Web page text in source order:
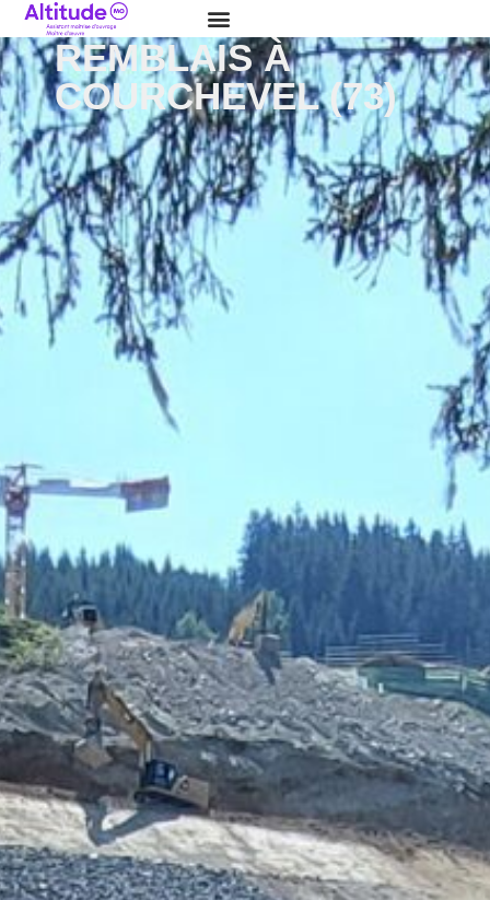
MISE EN FORME DE
REMBLAIS À
COURCHEVEL (73)